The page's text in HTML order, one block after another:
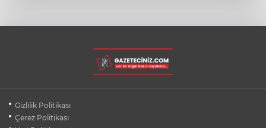
İZMİT SORUŞTURMASINDA İFADE
DETAYLARI: RÜŞVET, TEHDİT, VİDEO
Gizlilik Politikası
Çerez Politikası